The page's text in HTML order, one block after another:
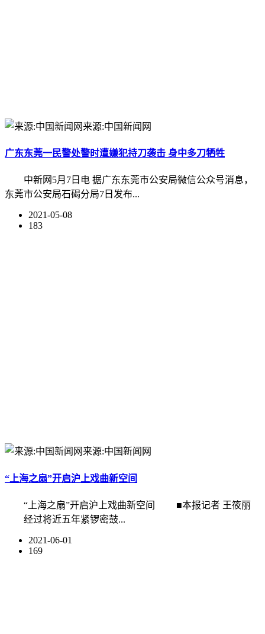
来源:中国新闻网
广东东莞一民警处警时遭嫌犯持刀袭击 身中多刀牺牲
中新网5月7日电 据广东东莞市公安局微信公众号消息，
东莞市公安局石碣分局7日发布...
2021-05-08
183
来源:中国新闻网
“上海之扇”开启沪上戏曲新空间
“上海之扇”开启沪上戏曲新空间 ■本报记者 王筱丽
经过将近五年紧锣密鼓...
2021-06-01
169